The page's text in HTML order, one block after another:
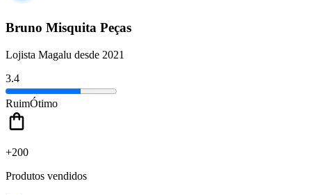
Bruno Misquita Peças
Lojista Magalu desde 2021
3.4
RuimÓtimo
+200
Produtos vendidos